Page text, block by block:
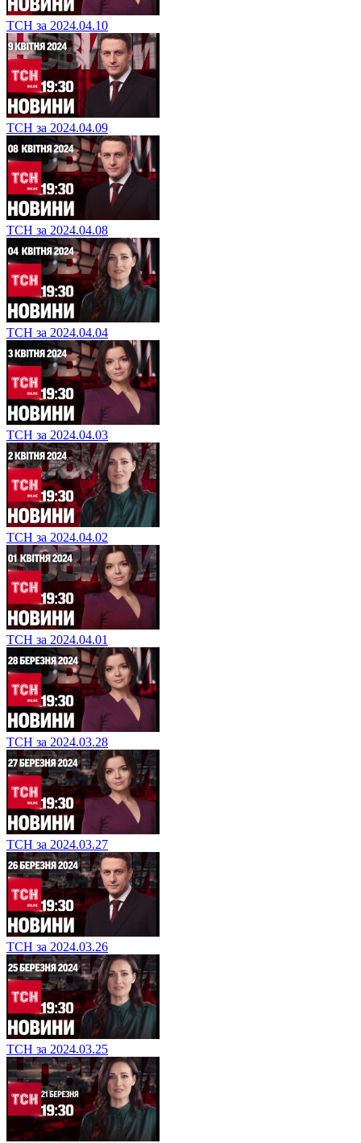
ТСН за 2024.04.10
ТСН за 2024.04.09
ТСН за 2024.04.08
ТСН за 2024.04.04
ТСН за 2024.04.03
ТСН за 2024.04.02
ТСН за 2024.04.01
ТСН за 2024.03.28
ТСН за 2024.03.27
ТСН за 2024.03.26
ТСН за 2024.03.25